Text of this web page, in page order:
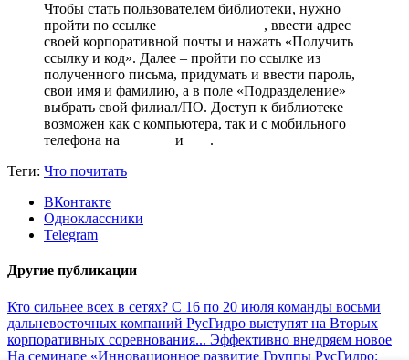
Чтобы стать пользователем библиотеки, нужно
пройти по ссылке
, ­ввес­ти адрес
своей корпоративной почты и нажать «Получить
ссылку и код». Далее – пройти по ссылке из
полученного письма, придумать и ввести пароль,
свои имя и фамилию, а в поле «Подразделение»
выбрать свой филиал/ПО. Доступ к библиотеке
возможен как с компьютера, так и с мобильного
телефона на
и
.
Теги: Что почитать
ВКонтакте
Одноклассники
Telegram
Другие публикации
Кто сильнее всех в сетях? С 16 по 20 июля команды восьми
дальневосточных компаний РусГидро выступят на Вторых
корпоративных соревнования... Эффективно внедряем новое
На семинаре «Инновационное развитие Группы РусГидро: